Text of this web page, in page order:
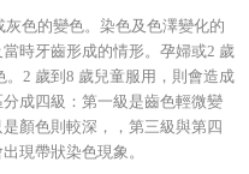
色的變色。染色及色澤變化的
時牙齒形成的情形。孕婦或2 歲
2 歲到8 歲兒童服用，則會造成
成四級：第一級是齒色輕微變
顏色則較深，，第三級與第四
現帶狀染色現象。